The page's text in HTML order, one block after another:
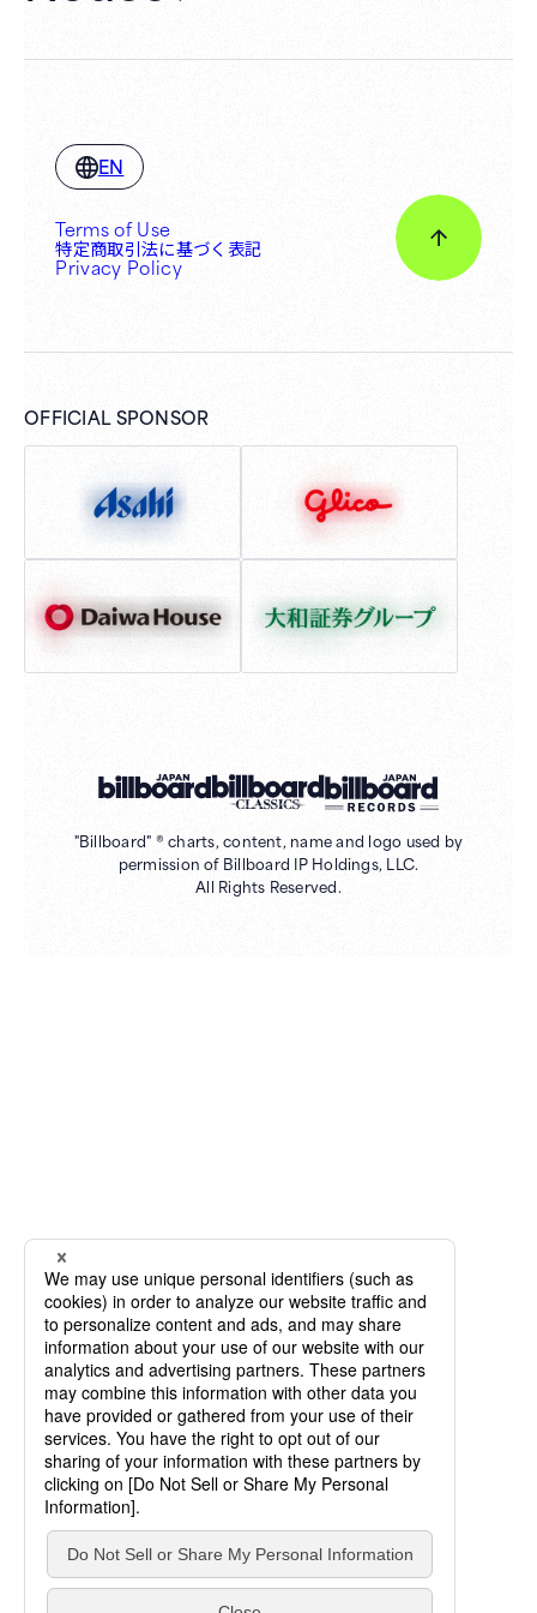
EN
Terms of Use
特定商取引法に基づく表記
Privacy Policy
OFFICIAL SPONSOR
"Billboard" ® charts, content, name and logo used by
permission of Billboard IP Holdings, LLC.
All Rights Reserved.